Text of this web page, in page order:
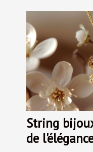
String
de